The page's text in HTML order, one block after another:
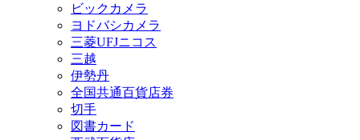
ビックカメラ
ヨドバシカメラ
三菱UFJニコス
三越
伊勢丹
全国共通百貨店券
切手
図書カード